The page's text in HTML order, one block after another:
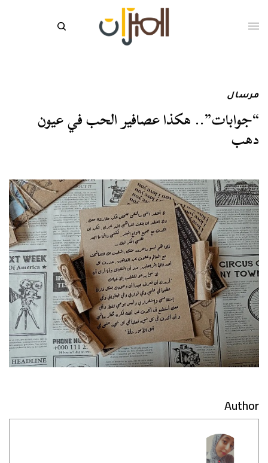
مرسال
“جوابات”.. هكذا عصافير الحب في عيون
دهب
Author